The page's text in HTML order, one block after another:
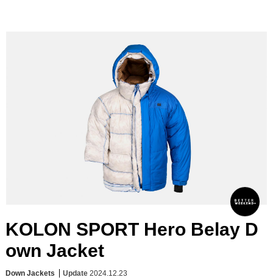
KOLON SPORT Hero Belay D
own Jacket
Down Jackets Update 2024.12.23